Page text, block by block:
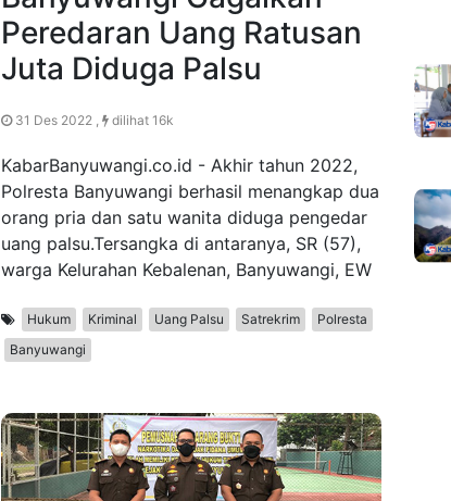
Peredaran Uang Ratusan
Juta Diduga Palsu
31 Des 2022 , dilihat 16k
KabarBanyuwangi.co.id - Akhir tahun 2022,
Polresta Banyuwangi berhasil menangkap dua
orang pria dan satu wanita diduga pengedar
uang palsu.Tersangka di antaranya, SR (57),
warga Kelurahan Kebalenan, Banyuwangi, EW
Hukum Kriminal Uang Palsu Satrekrim
Polresta
Banyuwangi